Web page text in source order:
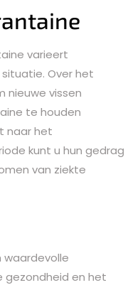
varieert
Over het
nieuwe vissen
te houden
naar het
kunt u hun gedrag
van ziekte
waardevolle
gezondheid en het